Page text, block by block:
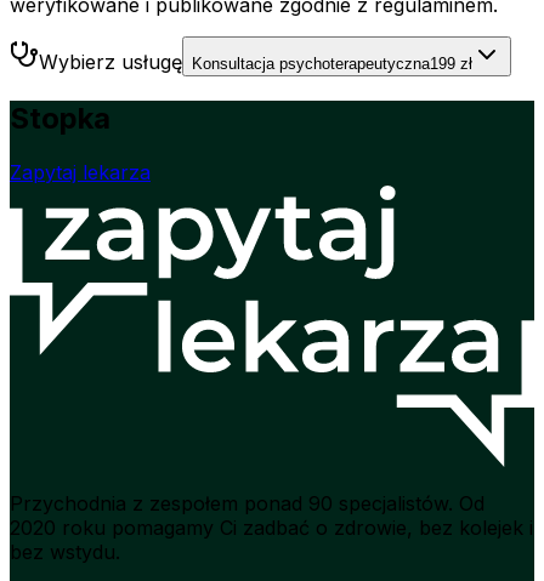
Wybierz usługę Konsultacja psychoterapeutyczna199 zł
Stopka
Zapytaj lekarza
Przychodnia z zespołem ponad 90 specjalistów. Od
2020 roku pomagamy Ci zadbać o zdrowie, bez kolejek i
bez wstydu.